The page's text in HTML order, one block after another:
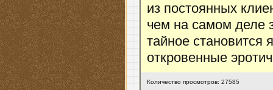
из постоянных
чем на самом деле
тайное
откровенные
Количество просмотров: 27585